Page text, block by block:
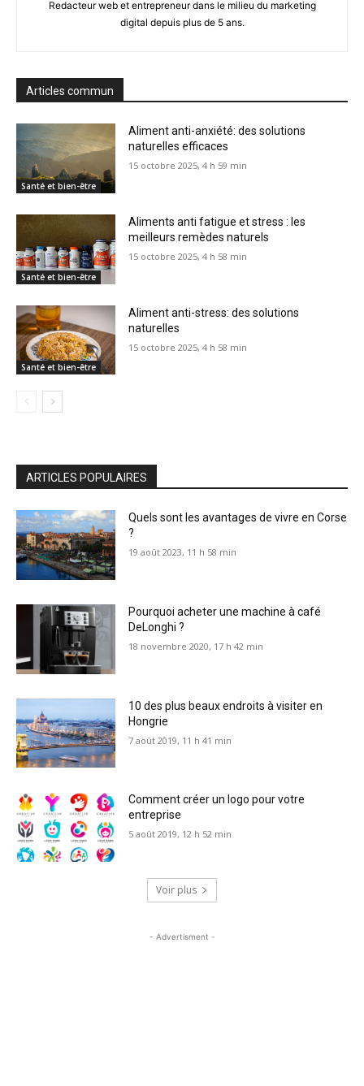
Redacteur web et entrepreneur dans le milieu du marketing
digital depuis plus de 5 ans.
Articles commun
Santé et bien-être
Aliment anti-anxiété: des solutions
naturelles efficaces
15 octobre 2025, 4 h 59 min
Santé et bien-être
Aliments anti fatigue et stress : les
meilleurs remèdes naturels
15 octobre 2025, 4 h 58 min
Santé et bien-être
Aliment anti-stress: des solutions
naturelles
15 octobre 2025, 4 h 58 min
ARTICLES POPULAIRES
Quels sont les avantages de vivre en Corse
?
19 août 2023, 11 h 58 min
Pourquoi acheter une machine à café
DeLonghi ?
18 novembre 2020, 17 h 42 min
10 des plus beaux endroits à visiter en
Hongrie
7 août 2019, 11 h 41 min
Comment créer un logo pour votre
entreprise
5 août 2019, 12 h 52 min
Voir plus
- Advertisment -